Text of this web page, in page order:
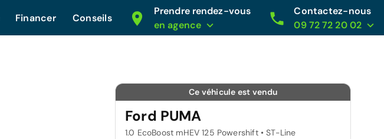
Financer Conseils
Prendre rendez-vous
en agence
Contactez-nous
09 72 72 20 02
Ce véhicule est vendu
Ford PUMA
1.0 EcoBoost mHEV 125 Powershift • ST-Line